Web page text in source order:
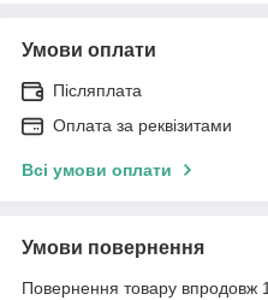
Умови оплати
Післяплата
Оплата за реквізитами
Всі умови оплати
Умови повернення
Повернення товару впродовж